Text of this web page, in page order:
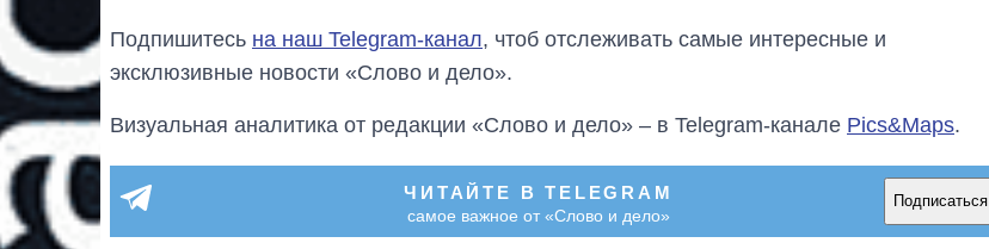
Подпишитесь на наш Telegram-канал, чтоб отслеживать самые интересные и
эксклюзивные новости «Слово и дело».
Визуальная аналитика от редакции «Слово и дело» – в Telegram-канале Pics&Maps.
ЧИТАЙТЕ В TELEGRAM
самое важное от «Слово и дело»
Подписаться